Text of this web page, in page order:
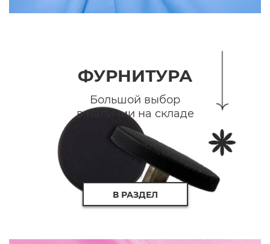
ФУРНИТУРА
Большой выбор
в наличии на складе
В РАЗДЕЛ